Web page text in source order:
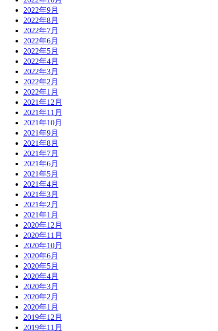
2022年9月
2022年8月
2022年7月
2022年6月
2022年5月
2022年4月
2022年3月
2022年2月
2022年1月
2021年12月
2021年11月
2021年10月
2021年9月
2021年8月
2021年7月
2021年6月
2021年5月
2021年4月
2021年3月
2021年2月
2021年1月
2020年12月
2020年11月
2020年10月
2020年6月
2020年5月
2020年4月
2020年3月
2020年2月
2020年1月
2019年12月
2019年11月